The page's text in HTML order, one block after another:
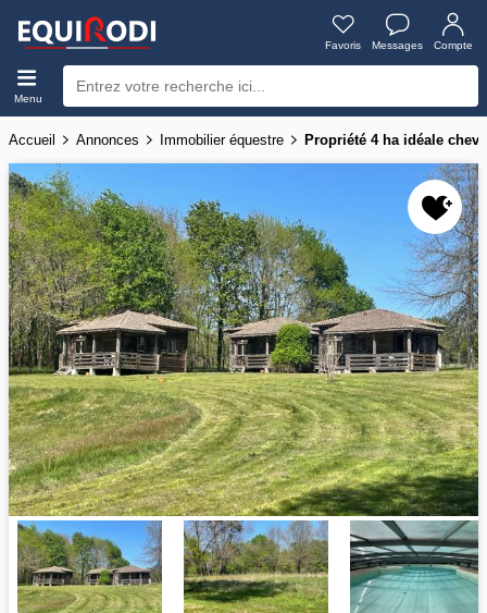
Favoris Messages Compte
Menu
Accueil Annonces Immobilier équestre Propriété 4 ha idéale